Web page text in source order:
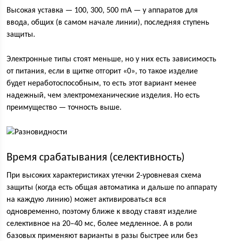
Высокая уставка — 100, 300, 500 mA — у аппаратов для
ввода, общих (в самом начале линии), последняя ступень
защиты.
Электронные типы стоят меньше, но у них есть зависимость
от питания, если в щитке отгорит «0», то такое изделие
будет неработоспособным, то есть этот вариант менее
надежный, чем электромеханические изделия. Но есть
преимущество — точность выше.
Время срабатывания (селективность)
При высоких характеристиках утечки 2-уровневая схема
защиты (когда есть общая автоматика и дальше по аппарату
на каждую линию) может активироваться вся
одновременно, поэтому ближе к вводу ставят изделие
селективное на 20–40 мс, более медленное. А в роли
базовых применяют варианты в разы быстрее или без